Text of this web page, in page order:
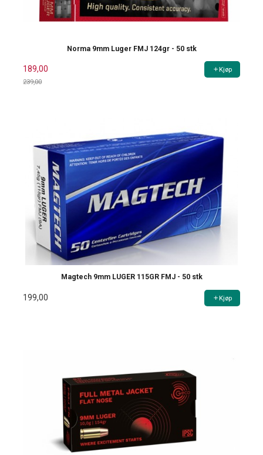
Norma 9mm Luger FMJ 124gr - 50 stk
189,00
239,00
Kjøp
Magtech 9mm LUGER 115GR FMJ - 50 stk
199,00 Kjøp